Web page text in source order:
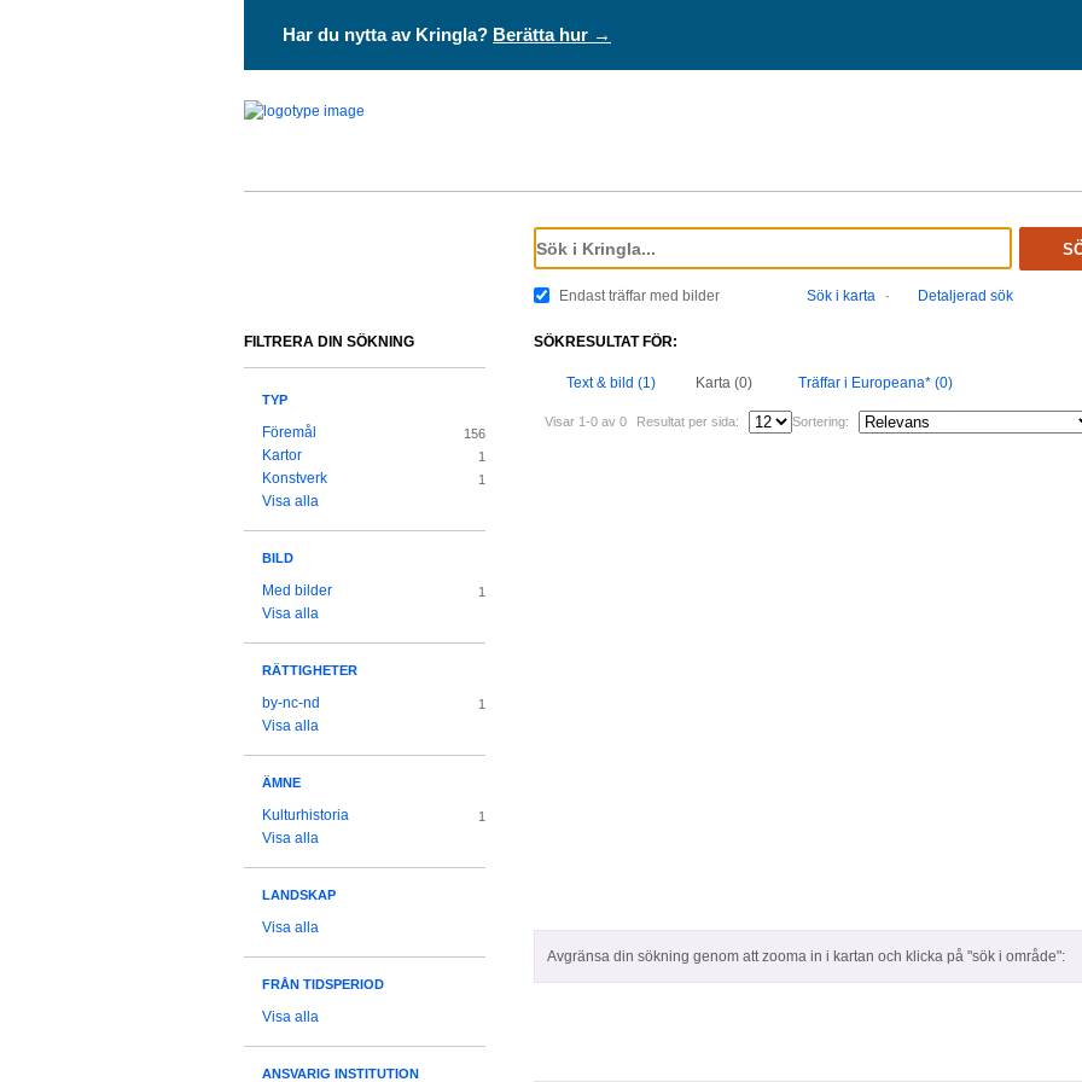
Har du nytta av Kringla? Berätta hur →
Endast träffar med bilder Sök i karta · Detaljerad sök
SÖKRESULTAT FÖR:
Text & bild (1) Karta (0) Träffar i Europeana* (0)
Visar 1-0 av 0 Resultat per sida: Sortering:
Avgränsa din sökning genom att zooma in i kartan och klicka på "sök i område":
FILTRERA DIN SÖKNING
TYP
Föremål 156
Kartor 1
Konstverk 1
Visa alla
BILD
Med bilder 1
Visa alla
RÄTTIGHETER
by-nc-nd 1
Visa alla
ÄMNE
Kulturhistoria 1
Visa alla
LANDSKAP
Visa alla
FRÅN TIDSPERIOD
Visa alla
ANSVARIG INSTITUTION